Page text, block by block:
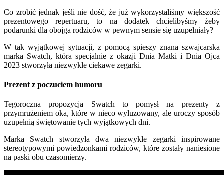
Co zrobić jednak jeśli nie dość, że już wykorzystaliśmy większość
prezentowego repertuaru, to na dodatek chcielibyśmy żeby
podarunki dla obojga rodziców w pewnym sensie się uzupełniały?
W tak wyjątkowej sytuacji, z pomocą spieszy znana szwajcarska
marka Swatch, która specjalnie z okazji Dnia Matki i Dnia Ojca
2023 stworzyła niezwykle ciekawe zegarki.
Prezent z poczuciem humoru
Tegoroczna propozycja Swatch to pomysł na prezenty z
przymrużeniem oka, które w nieco wyluzowany, ale uroczy sposób
uzupełnią świętowanie tych wyjątkowych dni.
Marka Swatch stworzyła dwa niezwykłe zegarki inspirowane
stereotypowymi powiedzonkami rodziców, które zostały naniesione
na paski obu czasomierzy.